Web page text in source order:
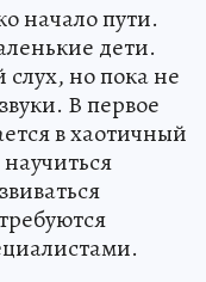
начало пути.
дети.
слух, но пока не
В первое
в хаотичный